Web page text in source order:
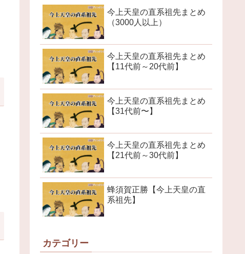
今上天皇の直系祖先まとめ
（3000人以上）
今上天皇の直系祖先まとめ
【11代前～20代前】
今上天皇の直系祖先まとめ
【31代前〜】
今上天皇の直系祖先まとめ
【21代前～30代前】
蜂須賀正勝【今上天皇の直
系祖先】
カテゴリー